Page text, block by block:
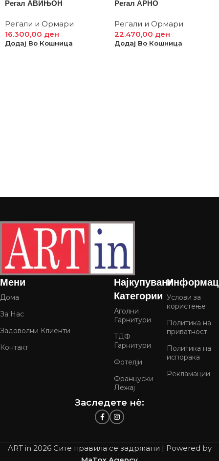
Регал АВИЊОН
Регали и Ормари
16.300,00 ден
Додај Во Кошница
Регал АРНО
Регали и Ормари
22.470,00 ден
Додај Во Кошница
Мени
Дома
За Нас
Задоволни Клиенти
Контакт
Најкупувани
Категории
Аголни
Гарнитури
ТДФ
Гарнитури
Фотелји
Француски
Лежај
Услови за
користење
Политика на
приватност
Политика на
испорака
Рекламации
Заследете нѐ:
ART in 2026 Сите правила се задржани | Powered by